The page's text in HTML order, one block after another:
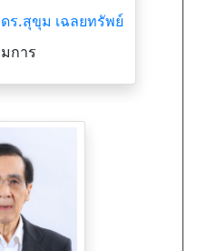
ร.สุขุม เฉลยทรัพย์
การ